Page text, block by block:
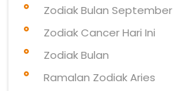
Zodiak Bulan September
Zodiak Cancer Hari Ini
Zodiak Bulan
Ramalan Zodiak Aries